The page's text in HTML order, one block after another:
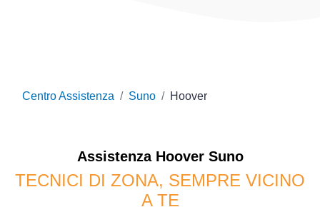
Centro Assistenza Suno Hoover
Assistenza HooverSuno
TECNICI DI ZONA, SEMPRE VICINO
A TE